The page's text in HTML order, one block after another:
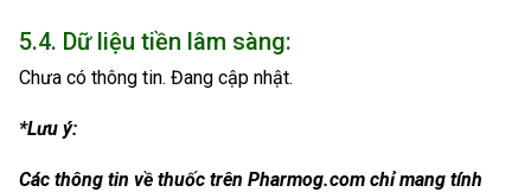
5.4. Dữ liệu tiền lâm sàng:
Chưa có thông tin. Đang cập nhật.
*Lưu ý:
Các thông tin về thuốc trên Pharmog.com chỉ mang tính